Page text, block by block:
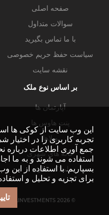
صفحه اصلی
سوالات متداول
با ما تماس بگیرید
سیاست حفظ حریم خصوصی
نقشه سایت
بر اساس نوع ملک
آپارتمان ها
پنت هاوس ها
ویلاها
خانه های شهری
املاک تجاری
© DUBAI-PROPERTY.INVESTMENTS 2026. کلیه حقوق محفوظ است.
این وب سایت از کوکی ها
تجربه کاربری را در اختیار
جمع آوری اطلاعات درباره
استفاده می شوند و به ما
بسپاریم. با استفاده از
برای تجزیه و تحلیل و